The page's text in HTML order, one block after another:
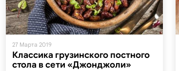
27 Марта 2019
Классика грузинского постного
стола в сети «Джонджоли»